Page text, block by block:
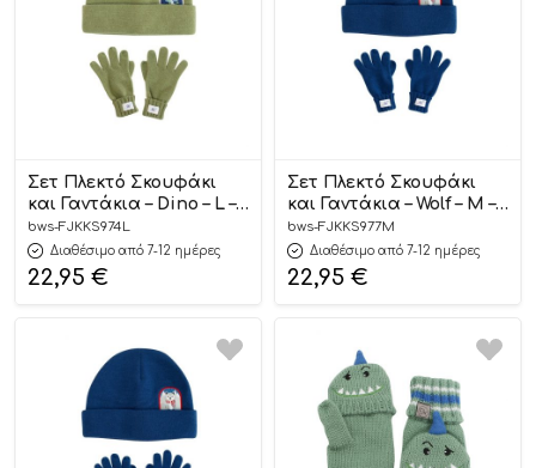
Σετ Πλεκτό Σκουφάκι
και Γαντάκια – Dino – L –
FlapjackKids
bws-FJKKS974L
Διαθέσιμο από 7-12 ημέρες
22,95 €
Σετ Πλεκτό Σκουφάκι
και Γαντάκια – Wolf – M –
FlapjackKids
bws-FJKKS977M
Διαθέσιμο από 7-12 ημέρες
22,95 €